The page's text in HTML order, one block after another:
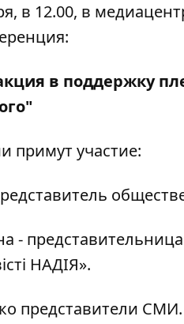
в 12.00, в
в поддержку
примут участие:
-
НАДІЯ».
представители